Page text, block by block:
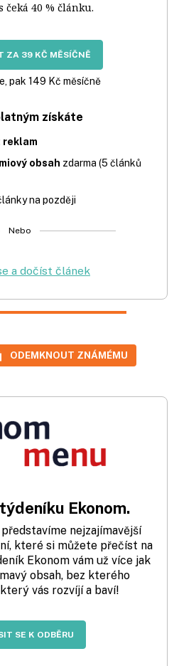
čeká 40 % článku.
ZA 39 KČ MĚSÍČNĚ
pak 149 Kč měsíčně
získáte
reklam
obsah zdarma (5 článků
na později
Nebo
a dočíst článek
ODEMKNOUT ZNÁMÉMU
Ekonom.
nejzajímavější
které si můžete přečíst na
Ekonom vám už více jak
obsah, bez kterého
vás rozvíjí a baví!
SE K ODBĚRU